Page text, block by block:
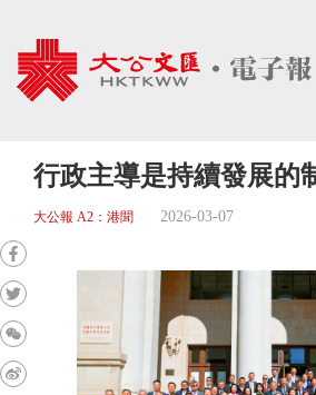
行政主導是持續發展的
大公報 A2：港聞 2026-03-07